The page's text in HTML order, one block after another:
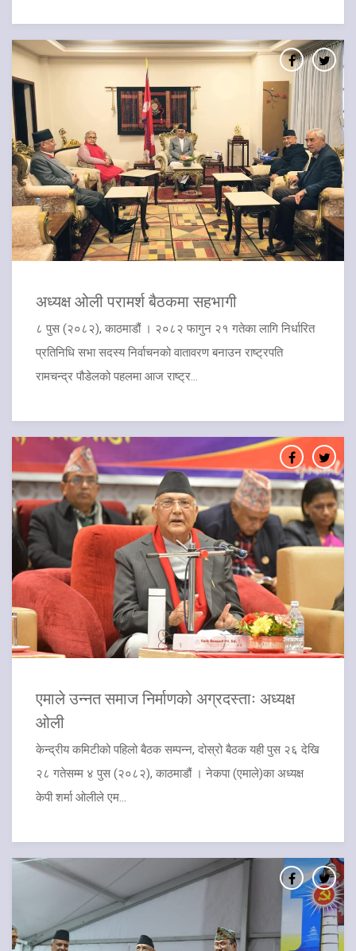
अध्यक्ष ओली परामर्श बैठकमा सहभागी
८ पुस (२०८२), काठमाडौं । २०८२ फागुन २१ गतेका लागि निर्धारित
प्रतिनिधि सभा सदस्य निर्वाचनको वातावरण बनाउन राष्ट्रपति
रामचन्द्र पौडेलको पहलमा आज राष्ट्र...
एमाले उन्नत समाज निर्माणको अग्रदस्ताः अध्यक्ष
ओली
केन्द्रीय कमिटीको पहिलो बैठक सम्पन्न, दोस्रो बैठक यही पुस २६ देखि
२८ गतेसम्म ४ पुस (२०८२), काठमाडौं । नेकपा (एमाले)का अध्यक्ष
केपी शर्मा ओलीले एम...